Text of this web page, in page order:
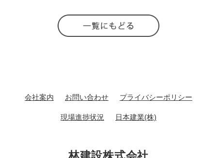
会社案内 お問い合わせ プライバシーポリシー
現場進捗状況 日本建業(株)